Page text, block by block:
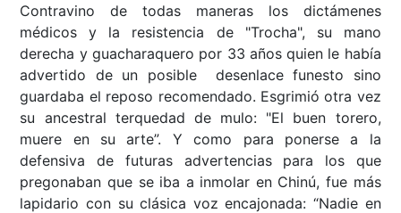
Contravino de todas maneras los dictámenes
médicos y la resistencia de "Trocha", su mano
derecha y guacharaquero por 33 años quien le había
advertido de un posible desenlace funesto sino
guardaba el reposo recomendado. Esgrimió otra vez
su ancestral terquedad de mulo: "El buen torero,
muere en su arte”. Y como para ponerse a la
defensiva de futuras advertencias para los que
pregonaban que se iba a inmolar en Chinú, fue más
lapidario con su clásica voz encajonada: “Nadie en